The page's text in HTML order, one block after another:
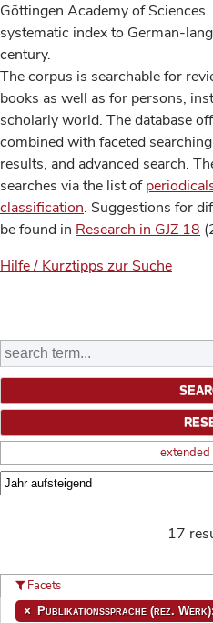
Göttingen Academy of
systematic index to German-
century.
The corpus is searchable for
books as well as for persons,
scholarly world. The database
combined with faceted
results, and advanced search.
searches via the list of
classification. Suggestions for
be found in Research in GJZ 18
Hilfe / Kurztipps zur Suche
extended
17
Facets
Publikationssprache (rez.